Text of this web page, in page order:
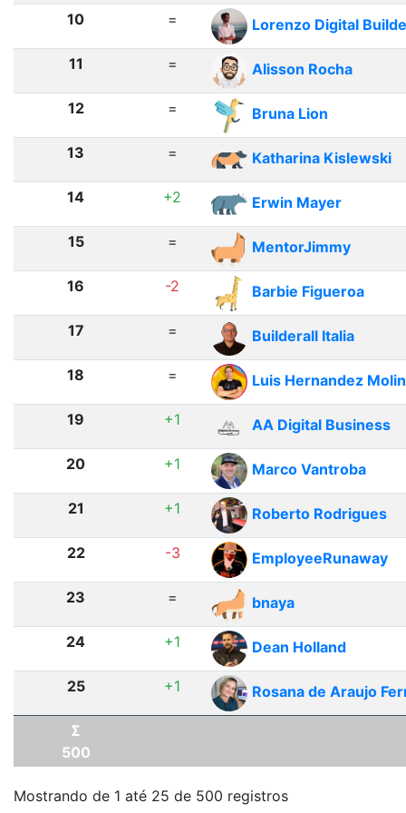
10 = Lorenzo Digital
11 = Alisson Rocha
12 = Bruna Lion
13 = Katharina Kislewski
14 +2 Erwin Mayer
15 = MentorJimmy
16 -2 Barbie Figueroa
17 = Builderall Italia
18 = Luis Hernandez
19 +1 AA Digital Business
20 +1 Marco Vantroba
21 +1 Roberto Rodrigues
22 -3 EmployeeRunaway
23 = bnaya
24 +1 Dean Holland
25 +1 Rosana de Araujo
Σ
500
Mostrando de 1 até 25 de 500 registros